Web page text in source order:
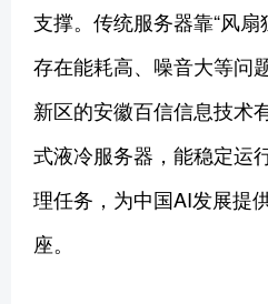
支撑。传统服务器靠“风扇
存在能耗高、噪音大等问
新区的安徽百信信息技术
式液冷服务器，能稳定运
理任务，为中国AI发展提
座。